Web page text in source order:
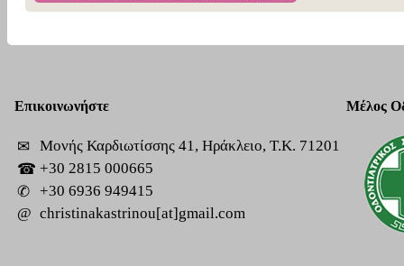
Επικοινωνήστε
✉
Μονής Καρδιωτίσσης 41, Ηράκλειο, Τ.Κ. 71201
☎
@
christinakastrinou[at]gmail.com
Μέλος